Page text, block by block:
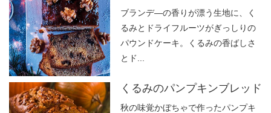
ブランデ―の香りが漂う生地に、く
るみとドライフルーツがぎっしりの
パウンドケーキ。くるみの香ばしさ
とド...
くるみのパンプキンブレッド
秋の味覚かぼちゃで作ったパンプキ